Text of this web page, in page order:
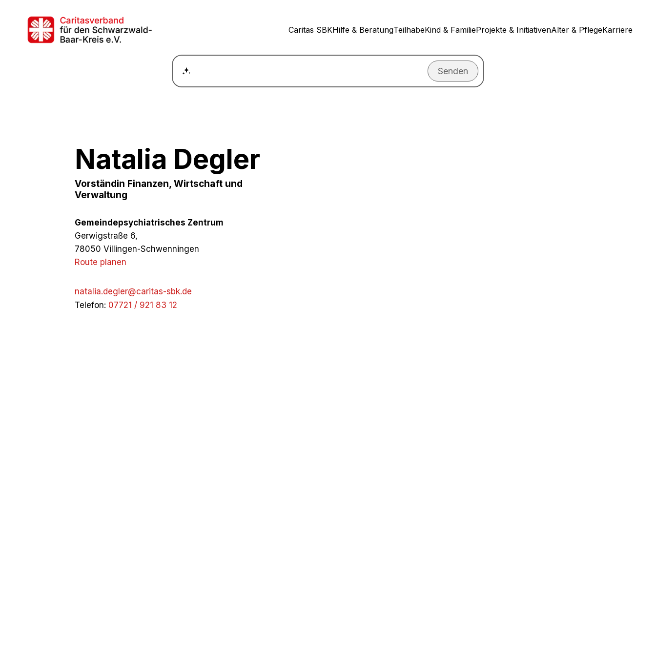
Caritas SBKHilfe & BeratungTeilhabeKind & FamilieProjekte & InitiativenAlter & PflegeKarriere
Wie kann ich einen Termin für ein Beratungsgespräch vereinbaren?Senden
Gemeindepsychiatrisches Zentrum
Gerwigstraße 6,
78050 Villingen-Schwenningen
Route planen
Natalia Degler
Vorständin Finanzen, Wirtschaft und
Verwaltung
natalia.degler@caritas-sbk.de
Telefon: 07721 / 921 83 12